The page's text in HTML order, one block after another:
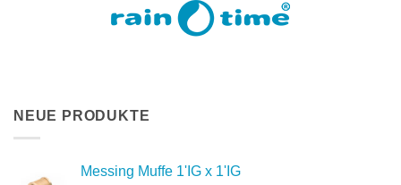
NEUE PRODUKTE
Messing Muffe 1'IG x 1'IG